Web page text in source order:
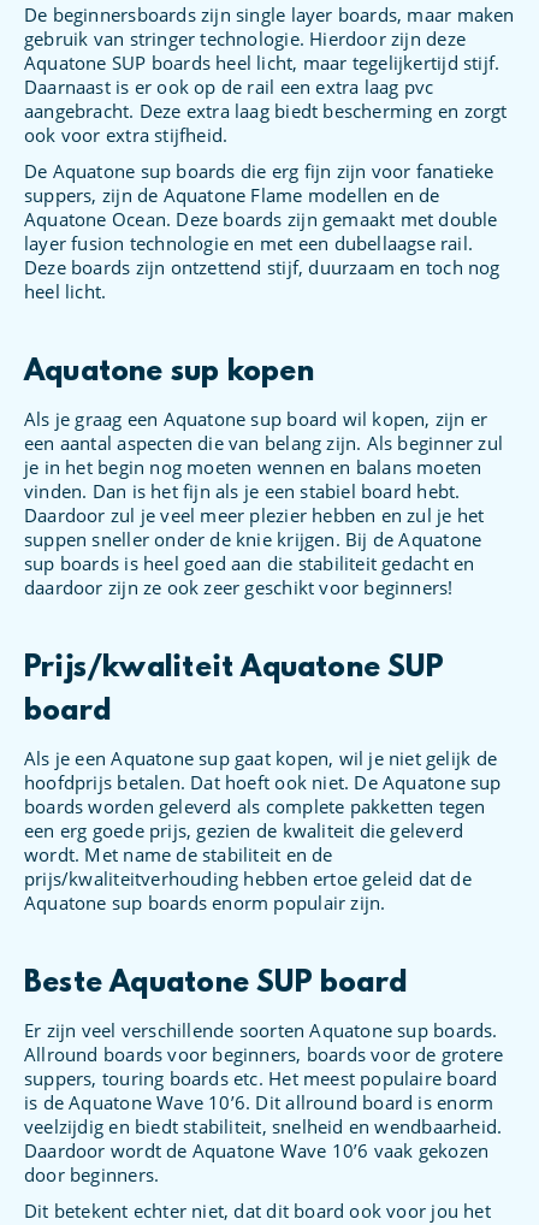
De beginnersboards zijn single layer boards, maar maken
gebruik van stringer technologie. Hierdoor zijn deze
Aquatone SUP boards heel licht, maar tegelijkertijd stijf.
Daarnaast is er ook op de rail een extra laag pvc
aangebracht. Deze extra laag biedt bescherming en zorgt
ook voor extra stijfheid.
De Aquatone sup boards die erg fijn zijn voor fanatieke
suppers, zijn de Aquatone Flame modellen en de
Aquatone Ocean. Deze boards zijn gemaakt met double
layer fusion technologie en met een dubellaagse rail.
Deze boards zijn ontzettend stijf, duurzaam en toch nog
heel licht.
Aquatone sup kopen
Als je graag een Aquatone sup board wil kopen, zijn er
een aantal aspecten die van belang zijn. Als beginner zul
je in het begin nog moeten wennen en balans moeten
vinden. Dan is het fijn als je een stabiel board hebt.
Daardoor zul je veel meer plezier hebben en zul je het
suppen sneller onder de knie krijgen. Bij de Aquatone
sup boards is heel goed aan die stabiliteit gedacht en
daardoor zijn ze ook zeer geschikt voor beginners!
Prijs/kwaliteit Aquatone SUP
board
Als je een Aquatone sup gaat kopen, wil je niet gelijk de
hoofdprijs betalen. Dat hoeft ook niet. De Aquatone sup
boards worden geleverd als complete pakketten tegen
een erg goede prijs, gezien de kwaliteit die geleverd
wordt. Met name de stabiliteit en de
prijs/kwaliteitverhouding hebben ertoe geleid dat de
Aquatone sup boards enorm populair zijn.
Beste Aquatone SUP board
Er zijn veel verschillende soorten Aquatone sup boards.
Allround boards voor beginners, boards voor de grotere
suppers, touring boards etc. Het meest populaire board
is de Aquatone Wave 10’6. Dit allround board is enorm
veelzijdig en biedt stabiliteit, snelheid en wendbaarheid.
Daardoor wordt de Aquatone Wave 10’6 vaak gekozen
door beginners.
Dit betekent echter niet, dat dit board ook voor jou het